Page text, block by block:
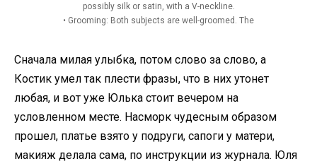
possibly silk or satin, with a V-neckline.
• Grooming: Both subjects are well-groomed. The
Сначала милая улыбка, потом слово за слово, а
Костик умел так плести фразы, что в них утонет
любая, и вот уже Юлька стоит вечером на
условленном месте. Насморк чудесным образом
прошел, платье взято у подруги, сапоги у матери,
макияж делала сама, по инструкции из журнала. Юля